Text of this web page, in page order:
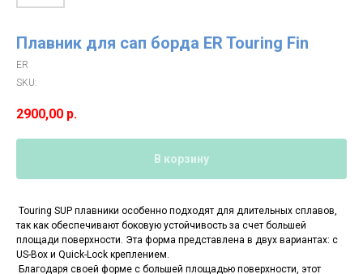
Плавник для сап борда ER Touring Fin
ER
SKU:
2900,00 р.
В корзину
Touring SUP плавники особенно подходят для длительных сплавов,
так как обеспечивают боковую устойчивость за счет большей
площади поверхности. Эта форма представлена в двух вариантах: с
US-Box и Quick-Lock креплением.
Благодаря своей форме с большей площадью поверхности, этот